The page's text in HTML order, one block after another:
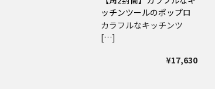
ッチンツールのポップロ
ゴ
カラフルなキッチンツ
[…]
¥17,630